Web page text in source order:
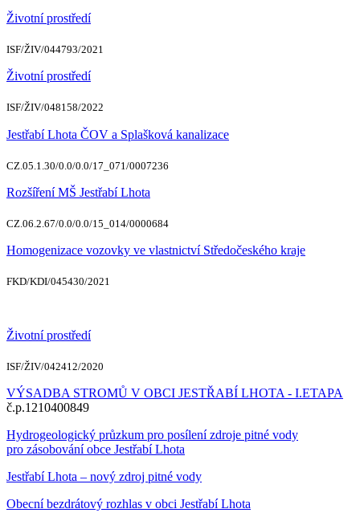
Životní prostředí
ISF/ŽIV/044793/2021
Životní prostředí
ISF/ŽIV/048158/2022
Jestřabí Lhota ČOV a Splašková kanalizace
CZ.05.1.30/0.0/0.0/17_071/0007236
Rozšíření MŠ Jestřabí Lhota
CZ.06.2.67/0.0/0.0/15_014/0000684
Homogenizace vozovky ve vlastnictví Středočeského kraje
FKD/KDI/045430/2021
Životní prostředí
ISF/ŽIV/042412/2020
VÝSADBA STROMŮ V OBCI JESTŘABÍ LHOTA - I.ETAPA
č.p.1210400849
Hydrogeologický průzkum pro posílení zdroje pitné vody
pro zásobování obce Jestřabí Lhota
Jestřabí Lhota – nový zdroj pitné vody
Obecní bezdrátový rozhlas v obci Jestřabí Lhota